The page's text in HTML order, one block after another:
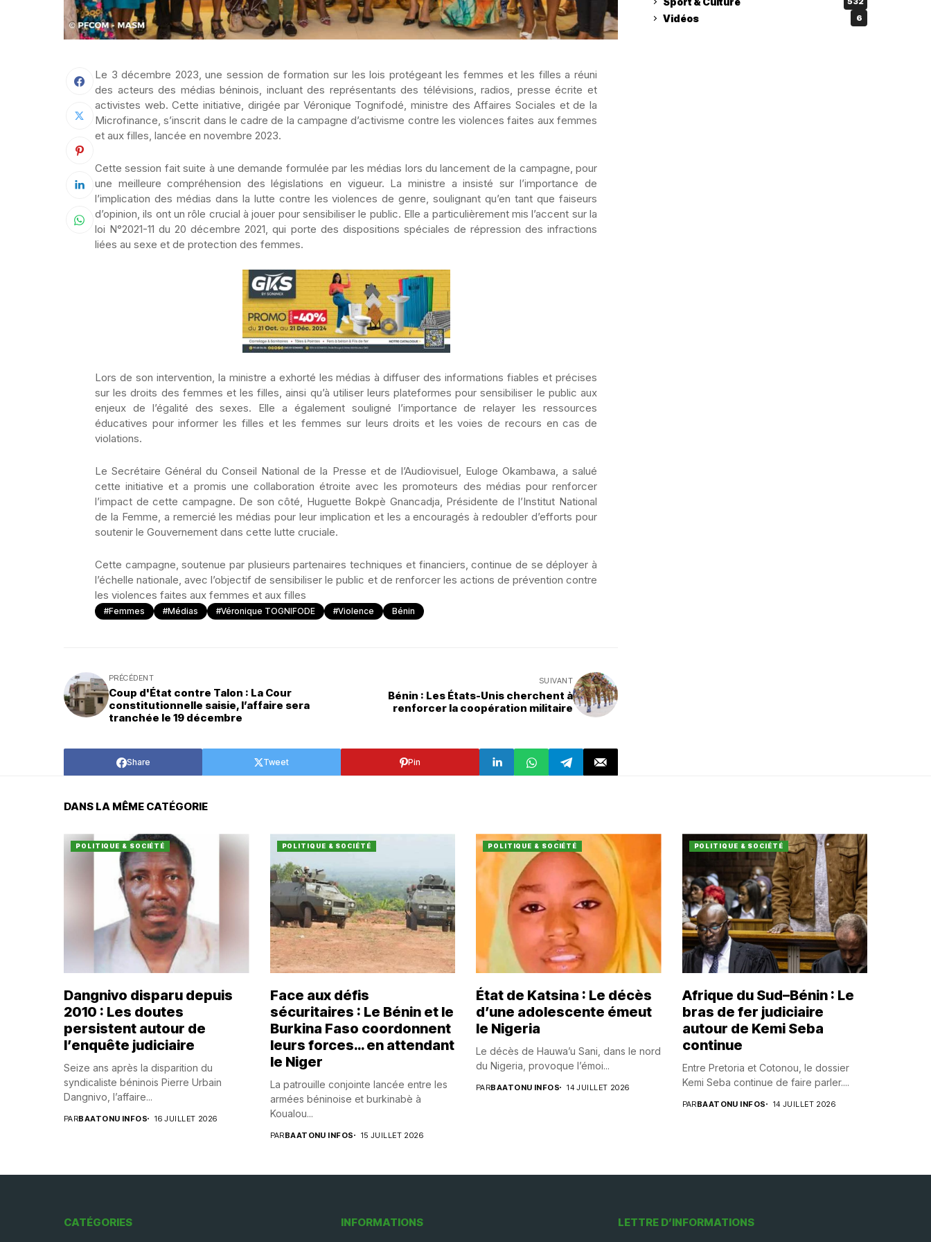
Le 3 décembre 2023, une session de formation sur les lois protégeant les femmes et les filles a réuni
des acteurs des médias béninois, incluant des représentants des télévisions, radios, presse écrite et
activistes web. Cette initiative, dirigée par Véronique Tognifodé, ministre des Affaires Sociales et de la
Microfinance, s’inscrit dans le cadre de la campagne d’activisme contre les violences faites aux femmes
et aux filles, lancée en novembre 2023.
Cette session fait suite à une demande formulée par les médias lors du lancement de la campagne, pour
une meilleure compréhension des législations en vigueur. La ministre a insisté sur l’importance de
l’implication des médias dans la lutte contre les violences de genre, soulignant qu’en tant que faiseurs
d’opinion, ils ont un rôle crucial à jouer pour sensibiliser le public. Elle a particulièrement mis l’accent sur la
loi N°2021-11 du 20 décembre2021, qui porte des dispositions spéciales de répression des infractions
liées au sexe et de protection des femmes.
Lors de son intervention, la ministre a exhorté les médias à diffuser des informations fiables et précises
sur les droits des femmes et les filles, ainsi qu’à utiliser leurs plateformes pour sensibiliser le public aux
enjeux de l’égalité des sexes. Elle a également souligné l’importance de relayer les ressources
éducatives pour informer les filles et les femmes sur leurs droits et les voies de recours en cas de
violations.
Le Secrétaire Général du Conseil National de la Presse et de l’Audiovisuel, Euloge Okambawa, a salué
cette initiative et a promis une collaboration étroite avec les promoteurs des médias pour renforcer
l’impact de cette campagne. De son côté, Huguette Bokpè Gnancadja, Présidente de l’Institut National
de la Femme, a remercié les médias pour leur implication et les a encouragés à redoubler d’efforts pour
soutenir le Gouvernement dans cette lutte cruciale.
Cette campagne, soutenue par plusieurs partenaires techniques et financiers, continue de se déployer à
l’échelle nationale, avec l’objectif de sensibiliser le public et de renforcer les actions de prévention contre
les violences faites aux femmes et aux filles
#Femmes #Médias #Véronique TOGNIFODE #Violence Bénin
PRÉCÉDENT
Coup d'État contre Talon : La Cour
constitutionnelle saisie, l’affaire sera
tranchée le 19 décembre
SUIVANT
Bénin : Les États-Unis cherchent à
renforcer la coopération militaire
Share Tweet Pin
Vidéos 6
DANS LA MÊME CATÉGORIE
POLITIQUE & SOCIÉTÉ
Dangnivo disparu depuis
2010 : Les doutes
persistent autour de
l’enquête judiciaire
Seize ans après la disparition du
syndicaliste béninois Pierre Urbain
Dangnivo, l’affaire...
PARBAATONU INFOS 16 JUILLET 2026
POLITIQUE & SOCIÉTÉ
Face aux défis
sécuritaires : Le Bénin et le
Burkina Faso coordonnent
leurs forces… en attendant
le Niger
La patrouille conjointe lancée entre les
armées béninoise et burkinabè à
Koualou...
PARBAATONU INFOS 15 JUILLET 2026
POLITIQUE & SOCIÉTÉ
État de Katsina : Le décès
d’une adolescente émeut
le Nigeria
Le décès de Hauwa’u Sani, dans le nord
du Nigeria, provoque l’émoi...
PARBAATONU INFOS 14 JUILLET 2026
POLITIQUE & SOCIÉTÉ
Afrique du Sud–Bénin : Le
bras de fer judiciaire
autour de Kemi Seba
continue
Entre Pretoria et Cotonou, le dossier
Kemi Seba continue de faire parler....
PARBAATONU INFOS 14 JUILLET 2026
CATÉGORIES INFORMATIONS LETTRE D’INFORMATIONS